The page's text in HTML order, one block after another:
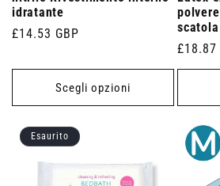
idratante
Prezzo
listino
£14.53 GBP
Scegli opzioni
scatola
Prezzo
di
£18.87
Esaurito